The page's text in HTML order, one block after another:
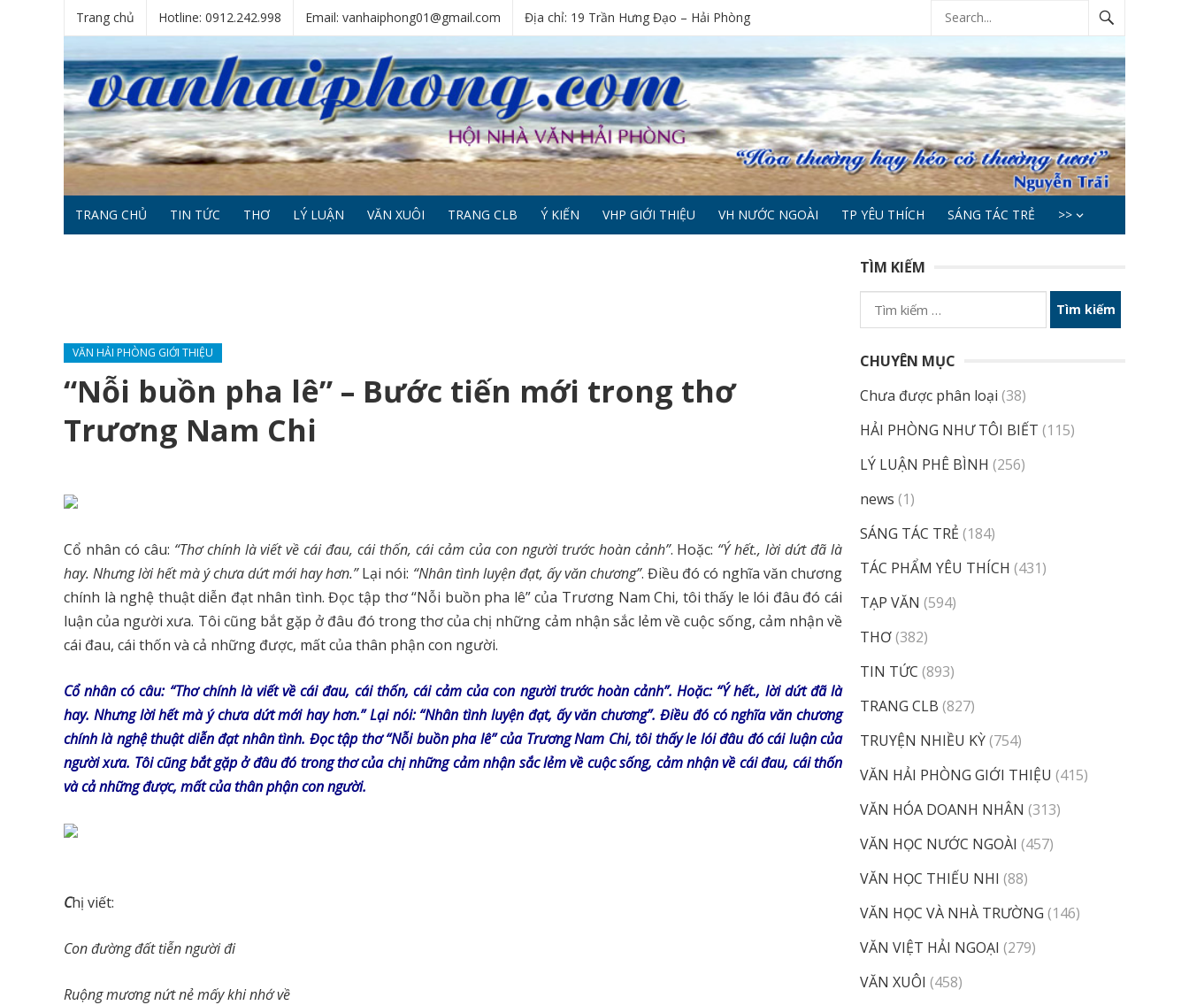
Trang chủ Hotline: 0912.242.998 Email: vanhaiphong01@gmail.com Địa chỉ: 19 Trần Hưng Đạo – Hải Phòng
TRANG CHỦ TIN TỨC THƠ LÝ LUẬN VĂN XUÔI TRANG CLB Ý KIẾN VHP GIỚI THIỆU VH NƯỚC NGOÀI TP YÊU THÍCH SÁNG TÁC TRẺ >>
VĂN HẢI PHÒNG GIỚI THIỆU
“Nỗi buồn pha lê” – Bước tiến mới trong thơ
Trương Nam Chi
Cổ nhân có câu: “Thơ chính là viết về cái đau, cái thốn, cái cảm của con người trước hoàn cảnh”. Hoặc: “Ý hết., lời dứt đã là
hay. Nhưng lời hết mà ý chưa dứt mới hay hơn.”Lại nói: “Nhân tình luyện đạt, ấy văn chương”. Điều đó có nghĩa văn chương
chính là nghệ thuật diễn đạt nhân tình. Đọc tập thơ “Nỗi buồn pha lê” của Trương Nam Chi, tôi thấy le lói đâu đó cái
luận của người xưa. Tôi cũng bắt gặp ở đâu đó trong thơ của chị những cảm nhận sắc lẻm về cuộc sống, cảm nhận về
cái đau, cái thốn và cả những được, mất của thân phận con người.
Cổ nhân có câu: “Thơ chính là viết về cái đau, cái thốn, cái cảm của con người trước hoàn cảnh”. Hoặc: “Ý hết., lời dứt đã là
hay. Nhưng lời hết mà ý chưa dứt mới hay hơn.” Lại nói: “Nhân tình luyện đạt, ấy văn chương”. Điều đó có nghĩa văn chương
chính là nghệ thuật diễn đạt nhân tình. Đọc tập thơ “Nỗi buồn pha lê” của Trương Nam Chi, tôi thấy le lói đâu đó cái luận của
người xưa. Tôi cũng bắt gặp ở đâu đó trong thơ của chị những cảm nhận sắc lẻm về cuộc sống, cảm nhận về cái đau, cái thốn
và cả những được, mất của thân phận con người.
Chị viết:
Con đường đất tiễn người đi
Ruộng mương nứt nẻ mấy khi nhớ về
TÌM KIẾM
Tìm
kiếm
CHUYÊN MỤC
Chưa được phân loại (38)
HẢI PHÒNG NHƯ TÔI BIẾT (115)
LÝ LUẬN PHÊ BÌNH (256)
news (1)
SÁNG TÁC TRẺ (184)
TÁC PHẨM YÊU THÍCH (431)
TẠP VĂN (594)
THƠ(382)
TIN TỨC (893)
TRANG CLB (827)
TRUYỆN NHIỀU KỲ(754)
VĂN HẢI PHÒNG GIỚI THIỆU (415)
VĂN HÓA DOANH NHÂN (313)
VĂN HỌC NƯỚC NGOÀI (457)
VĂN HỌC THIẾU NHI (88)
VĂN HỌC VÀ NHÀ TRƯỜNG (146)
VĂN VIỆT HẢI NGOẠI (279)
VĂN XUÔI (458)